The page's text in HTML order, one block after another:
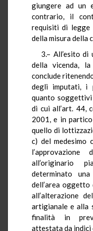
giungere ad un
contrario, il
requisiti di legge
della misura della
3.– All’esito
della vicenda,
conclude
degli imputati, i
quanto
di cui all’art. 44,
2001, e in
quello di
c) del medesimo
all’originario
determinato
dell’area
all’alterazione
artigianale e alla
finalità in
attestata da indici